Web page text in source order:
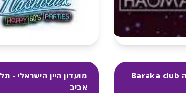
מועדון ברקה Baraka club
מועדון היין הישראלי - תל
אביב